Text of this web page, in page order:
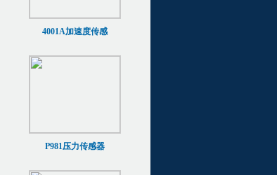
4001A加速度传感
P981压力传感器